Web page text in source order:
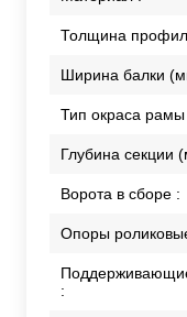
Толщина
Ширина балки
Тип окраса рамы
Глубина секции
Ворота в сборе :
Опоры
: